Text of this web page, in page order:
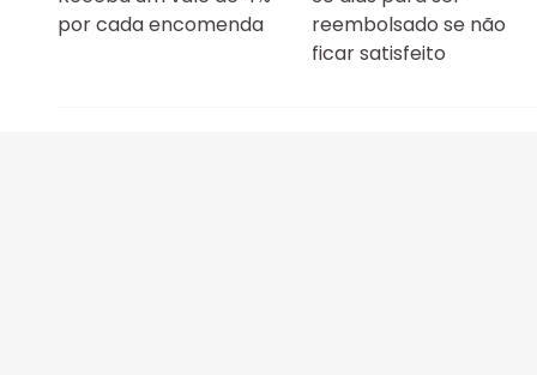
por cada encomenda
reembolsado se não
ficar satisfeito